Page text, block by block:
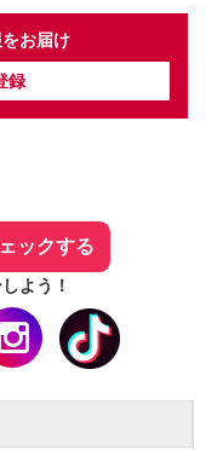
お届け
録
ックする
よう！